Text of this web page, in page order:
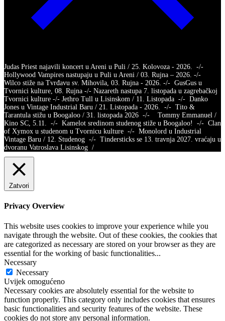
Judas Priest najavili koncert u Areni u Puli / 25. Kolovoza - 2026. -/-
Hollywood Vampires nastupaju u Puli u Areni / 03. Rujna – 2026. -/-
Wilco stiže na Tvrđavu sv. Mihovila, 03. Rujna - 2026. -/- GusGus u
Tvornici kulture, 08. Rujna -/- Nazareth nastupa 7. listopada u zagrebačkoj
Tvornici kulture -/- Jethro Tull u Lisinskom / 11. Listopada -/- Danko
Jones u Vintage Industrial Baru / 21. Listopada - 2026. -/- Tito &
Tarantula stižu u Boogaloo / 31. listopada 2026 -/- Tommy Emmanuel /
Kino SC, 5.11. -/- Kamelot sredinom studenog stiže u Boogaloo! -/- Clan
of Xymox u studenom u Tvornicu kulture -/- Monolord u Industrial
Vintage Baru / 12. Studenog -/- Tindersticks se 13. travnja 2027. vraćaju u
dvoranu Vatroslava Lisinskog /
Zatvori
Privacy Overview
This website uses cookies to improve your experience while you
navigate through the website. Out of these cookies, the cookies that
are categorized as necessary are stored on your browser as they are
essential for the working of basic functionalities...
Necessary
Necessary
Uvijek omogućeno
Necessary cookies are absolutely essential for the website to
function properly. This category only includes cookies that ensures
basic functionalities and security features of the website. These
cookies do not store any personal information.